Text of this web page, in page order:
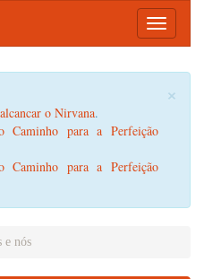
Toggle
×
o Nirvana.
Caminho para a Perfeição
Caminho para a Perfeição
e nós